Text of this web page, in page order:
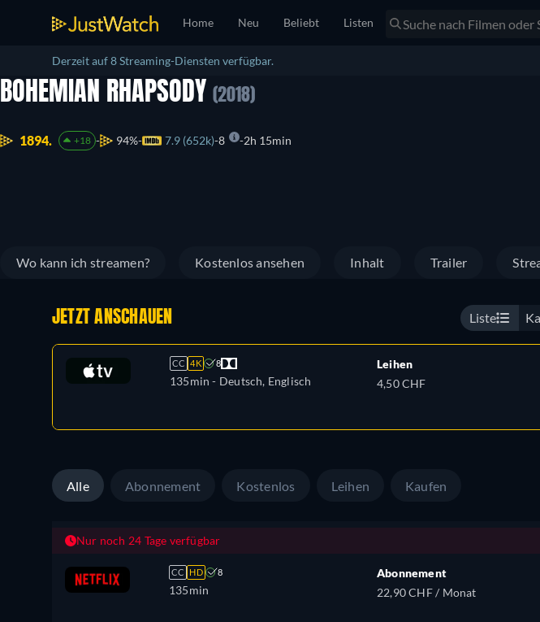
Home Neu Beliebt Listen
Derzeit auf 8 Streaming-Diensten verfügbar.
BOHEMIAN RHAPSODY (2018)
1894. +18 94% 7.9 (652k) 8 2h 15min
Wo kann ich streamen? Kostenlos ansehen Inhalt Trailer
JETZT ANSCHAUEN Liste
CC 4K 8
135min - Deutsch, Englisch
Leihen
4,50 CHF
Alle Abonnement Kostenlos Leihen Kaufen
Nur noch 24 Tage verfügbar
CC HD 8
135min
Abonnement
22,90 CHF / Monat